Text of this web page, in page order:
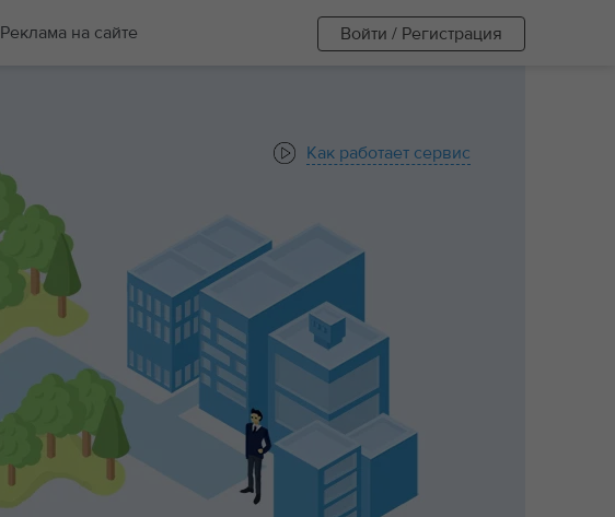
Реклама на сайте Войти / Регистрация
Как работает сервис